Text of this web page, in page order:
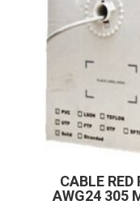
CABLE
AWG24 305